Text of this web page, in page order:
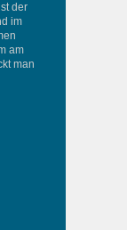
der
im
am
man